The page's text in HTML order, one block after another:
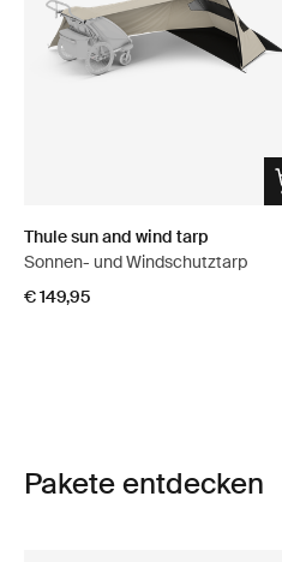
Thule sun and wind tarp
Sonnen- und Windschutztarp
€ 149,95
Pakete entdecken